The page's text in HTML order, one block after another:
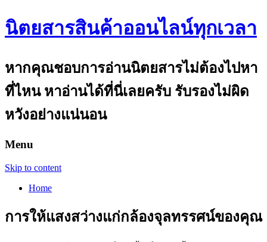
นิตยสารสินค้าออนไลน์ทุกเวลา
หากคุณชอบการอ่านนิตยสารไม่ต้องไปหา
ที่ไหน หาอ่านได้ที่นี่เลยครับ รับรองไม่ผิด
หวังอย่างแน่นอน
Menu
Skip to content
Home
การให้แสงสว่างแก่กล้องจุลทรรศน์ของคุณ